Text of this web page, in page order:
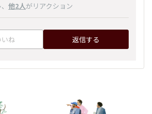
、 他2人がリアクション
ね 返信する